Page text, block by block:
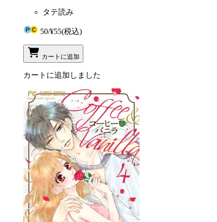
タテ読み
50/¥55(税込)
カートに追加
カートに追加しました